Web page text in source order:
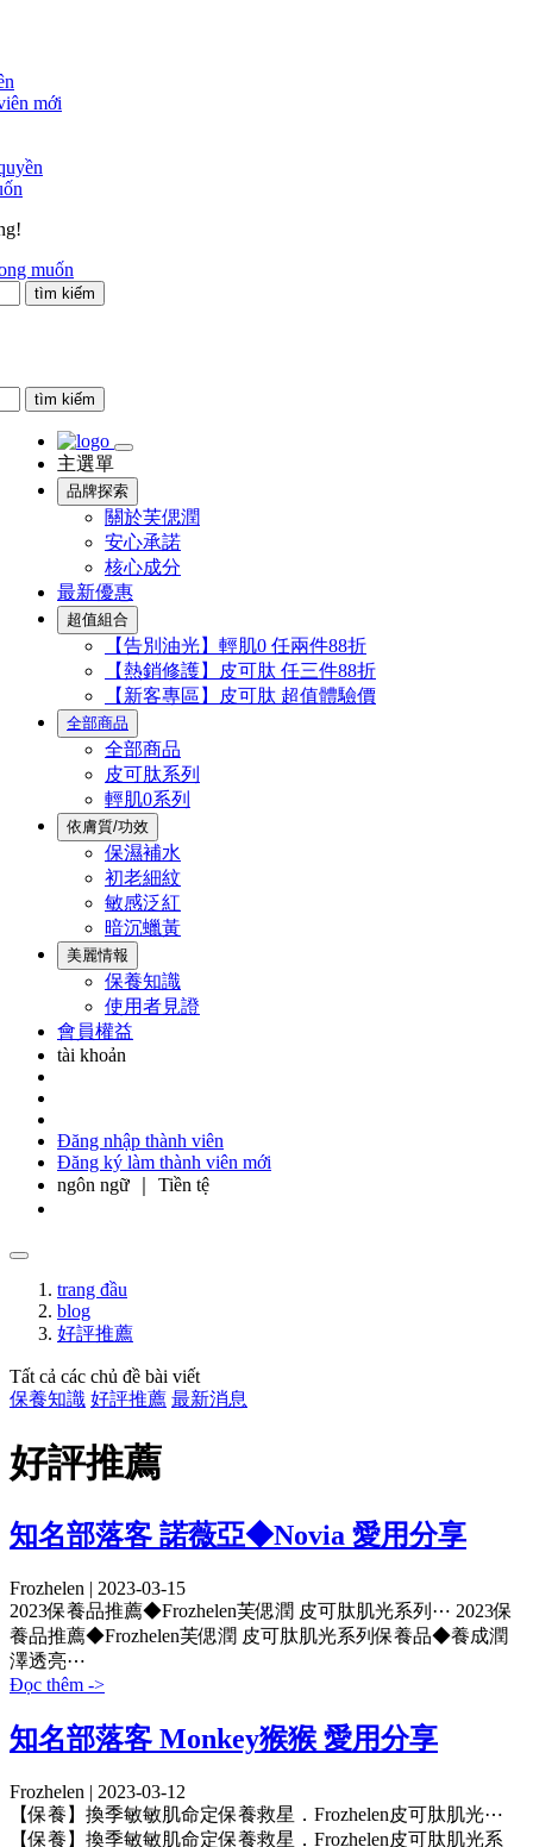
mới
muốn
tìm kiếm
tìm kiếm
主選單
品牌探索
關於芙偲潤
安心承諾
核心成分
最新優惠
超值組合
【告別油光】輕肌0 任兩件88折
【熱銷修護】皮可肽 任三件88折
【新客專區】皮可肽 超值體驗價
全部商品
全部商品
皮可肽系列
輕肌0系列
依膚質/功效
保濕補水
初老細紋
敏感泛紅
暗沉蠟黃
美麗情報
保養知識
使用者見證
會員權益
tài khoản
Đăng nhập thành viên
Đăng ký làm thành viên mới
ngôn ngữ ｜ Tiền tệ
trang đầu
blog
好評推薦
Tất cả các chủ đề bài viết
保養知識 好評推薦 最新消息
好評推薦
知名部落客 諾薇亞◆Novia 愛用分享
Frozhelen | 2023-03-15
2023保養品推薦◆Frozhelen芙偲潤 皮可肽肌光系列⋯ 2023保
養品推薦◆Frozhelen芙偲潤 皮可肽肌光系列保養品◆養成潤
澤透亮⋯
Đọc thêm ->
知名部落客 Monkey猴猴 愛用分享
Frozhelen | 2023-03-12
【保養】換季敏敏肌命定保養救星．Frozhelen皮可肽肌光⋯
【保養】換季敏敏肌命定保養救星．Frozhelen皮可肽肌光系